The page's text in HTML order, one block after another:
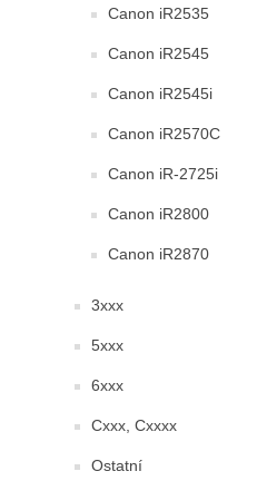
Canon iR2535
Canon iR2545
Canon iR2545i
Canon iR2570C
Canon iR-2725i
Canon iR2800
Canon iR2870
3xxx
5xxx
6xxx
Cxxx, Cxxxx
Ostatní